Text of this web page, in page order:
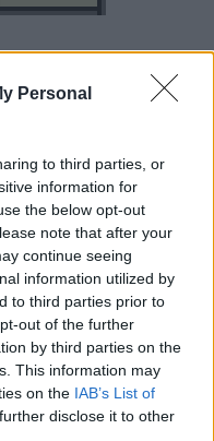
Personal
to third parties, or
information for
the below opt-out
note that after your
continue seeing
information utilized by
to third parties prior to
out of the further
by third parties on the
This information may
on the IAB’s List of
disclose it to other
8|9|10
Siguiente
Comer?
su Diabetes
Diabetes y su Dieta
y Modo de Vida para